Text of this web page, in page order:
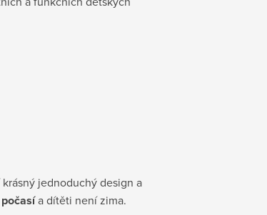
krásný jednoduchý design a
a dítěti není zima.